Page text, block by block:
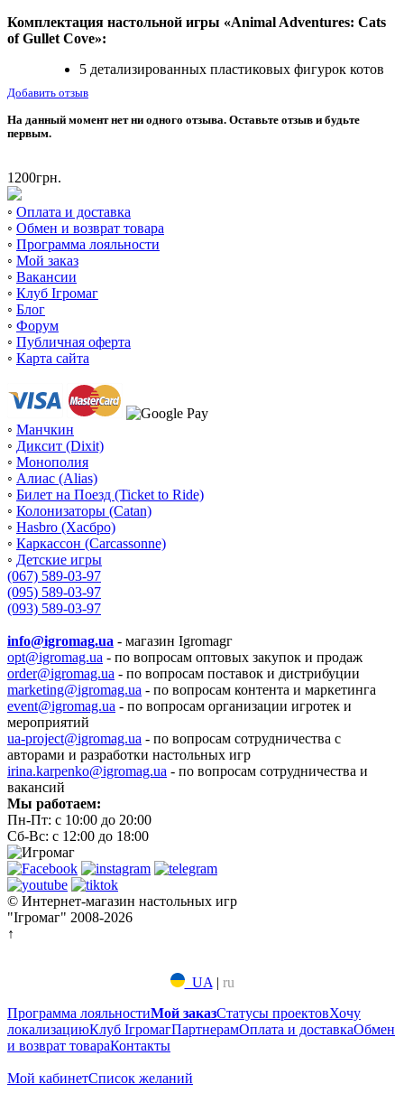
Комплектация настольной игры «Animal Adventures: Cats
of Gullet Cove»:
5 детализированных пластиковых фигурок котов
Добавить отзыв
На данный момент нет ни одного отзыва. Оставьте отзыв и будьте
первым.
1200грн.
◦ Оплата и доставка
◦ Обмен и возврат товара
◦ Программа лояльности
◦ Мой заказ
◦ Вакансии
◦ Клуб Ігромаг
◦ Блог
◦ Форум
◦ Публичная оферта
◦ Карта сайта
◦ Манчкин
◦ Диксит (Dixit)
◦ Монополия
◦ Алиас (Alias)
◦ Билет на Поезд (Ticket to Ride)
◦ Колонизаторы (Catan)
◦ Hasbro (Хасбро)
◦ Каркассон (Carcassonne)
◦ Детские игры
(067) 589-03-97
(095) 589-03-97
(093) 589-03-97
info@igromag.ua - магазин Igromagг
opt@igromag.ua - по вопросам оптовых закупок и продаж
order@igromag.ua - по вопросам поставок и дистрибуции
marketing@igromag.ua - по вопросам контента и маркетинга
event@igromag.ua - по вопросам организации игротек и
мероприятий
ua-project@igromag.ua - по вопросам сотрудничества с
авторами и разработки настольных игр
irina.karpenko@igromag.ua - по вопросам сотрудничества и
вакансий
Мы работаем:
Пн-Пт: с 10:00 до 20:00
Сб-Вс: с 12:00 до 18:00
© Интернет-магазин настольных игр
"Ігромаг" 2008-2026
↑
UA | ru
Программа лояльностиМой заказСтатусы проектовХочу
локализациюКлуб ІгромагПартнерамОплата и доставкаОбмен
и возврат товараКонтакты
Мой кабинетСписок желаний